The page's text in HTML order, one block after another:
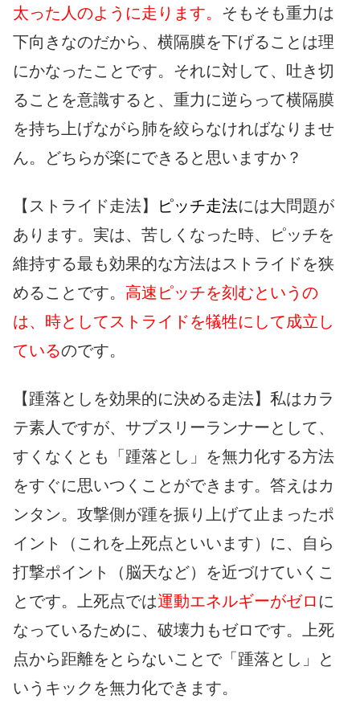
太った人のように走ります。 そもそも重力は
下向きなのだから、横隔膜を下げることは理
にかなったことです。それに対して、吐き切
ることを意識すると、重力に逆らって横隔膜
を持ち上げながら肺を絞らなければなりませ
ん。どちらが楽にできると思いますか？
【ストライド走法】 ピッチ走法には大問題が
あります。実は、苦しくなった時、ピッチを
維持する最も効果的な方法はストライドを狭
めることです。 高速ピッチを刻むというの
は、時としてストライドを犠牲にして成立し
ているのです。
【踵落としを効果的に決める走法】私はカラ
テ素人ですが、サブスリーランナーとして、
すくなくとも「踵落とし」を無力化する方法
をすぐに思いつくことができます。答えはカ
ンタン。攻撃側が踵を振り上げて止まったポ
イント（これを上死点といいます）に、自ら
打撃ポイント（脳天など）を近づけていくこ
とです。上死点では運動エネルギーがゼロ に
なっているために、破壊力もゼロです。上死
点から距離をとらないことで「踵落とし」と
いうキックを無力化できます。